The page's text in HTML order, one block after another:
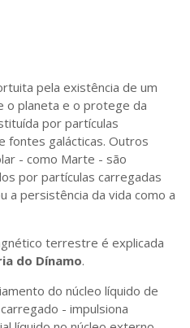
pela existência de um
o planeta e o protege da
por partículas
fontes galácticas. Outros
- como Marte - são
por partículas carregadas
a persistência da vida como a
terrestre é explicada
do Dínamo.
do núcleo líquido de
- impulsiona